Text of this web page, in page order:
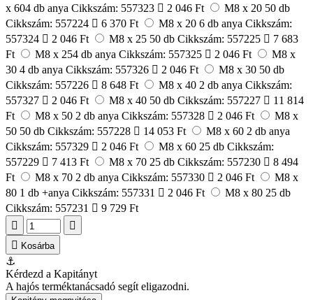
x 604 db anya Cikkszám: 557323 2 046 Ft
M8 x 20 50 db
Cikkszám: 557224
6 370 Ft M8 x 20 6 db anya Cikkszám:
557324
2 046 Ft M8 x 25 50 db Cikkszám: 557225
7 683
Ft
M8 x 254 db anya Cikkszám: 557325 2 046 Ft
M8 x
30 4 db anya Cikkszám: 557326 2 046 Ft
M8 x 30 50 db
Cikkszám: 557226
8 648 Ft M8 x 40 2 db anya Cikkszám:
557327
2 046 Ft M8 x 40 50 db Cikkszám: 557227
11 814
Ft
M8 x 50 2 db anya Cikkszám: 557328 2 046 Ft
M8 x
50 50 db Cikkszám: 557228 14 053 Ft
M8 x 60 2 db anya
Cikkszám: 557329
2 046 Ft M8 x 60 25 db Cikkszám:
557229
7 413 Ft M8 x 70 25 db Cikkszám: 557230
8 494
Ft
M8 x 70 2 db anya Cikkszám: 557330 2 046 Ft
M8 x
80 1 db +anya Cikkszám: 557331 2 046 Ft
M8 x 80 25 db
Cikkszám: 557231
9 729 Ft
Kosárba
⚓
Kérdezd a Kapitányt
A hajós terméktanácsadó segít eligazodni.